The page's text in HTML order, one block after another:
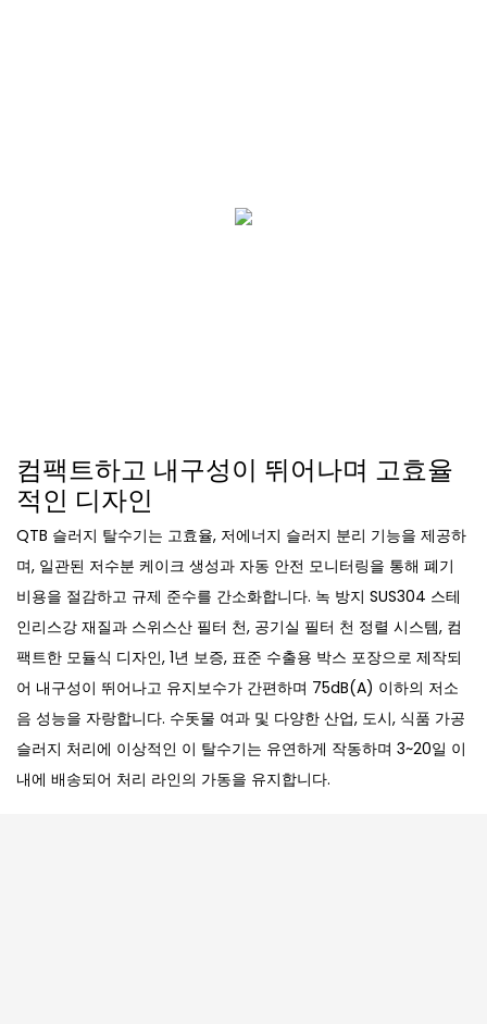
컴팩트하고 내구성이 뛰어나며 고효율
적인 디자인
QTB 슬러지 탈수기는 고효율, 저에너지 슬러지 분리 기능을 제공하
며, 일관된 저수분 케이크 생성과 자동 안전 모니터링을 통해 폐기
비용을 절감하고 규제 준수를 간소화합니다. 녹 방지 SUS304 스테
인리스강 재질과 스위스산 필터 천, 공기실 필터 천 정렬 시스템, 컴
팩트한 모듈식 디자인, 1년 보증, 표준 수출용 박스 포장으로 제작되
어 내구성이 뛰어나고 유지보수가 간편하며 75dB(A) 이하의 저소
음 성능을 자랑합니다. 수돗물 여과 및 다양한 산업, 도시, 식품 가공
슬러지 처리에 이상적인 이 탈수기는 유연하게 작동하며 3~20일 이
내에 배송되어 처리 라인의 가동을 유지합니다.